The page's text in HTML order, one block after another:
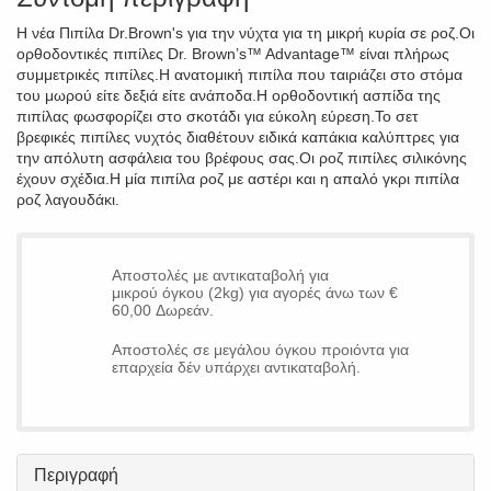
Η νέα Πιπίλα Dr.Brown's για την νύχτα για τη μικρή κυρία σε ροζ.Οι
ορθοδοντικές πιπίλες Dr. Brown’s™ Advantage™ είναι πλήρως
συμμετρικές πιπίλες.Η ανατομική πιπίλα που ταιριάζει στο στόμα
του μωρού είτε δεξιά είτε ανάποδα.Η ορθοδοντική ασπίδα της
πιπίλας φωσφορίζει στο σκοτάδι για εύκολη εύρεση.Το σετ
βρεφικές πιπίλες νυχτός διαθέτουν ειδικά καπάκια καλύπτρες για
την απόλυτη ασφάλεια του βρέφους σας.Οι ροζ πιπίλες σιλικόνης
έχουν σχέδια.Η μία πιπίλα ροζ με αστέρι και η απαλό γκρι πιπίλα
ροζ λαγουδάκι.
Αποστολές με αντικαταβολή για
μικρού όγκου (2kg) για αγορές άνω των €
60,00 Δωρεάν.
Αποστολές σε μεγάλου όγκου προιόντα για
επαρχεία δέν υπάρχει αντικαταβολή.
Περιγραφή